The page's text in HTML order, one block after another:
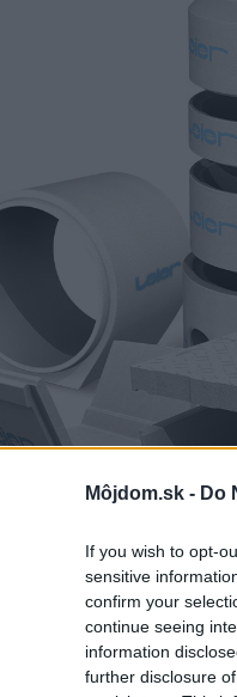
Môjdom.sk - Do
If you wish to opt-
sensitive
confirm your
continue seeing
information
further disclosure